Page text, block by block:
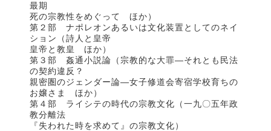
最期
死の宗教性をめぐって ほか）
第２部 ナポレオンあるいは文化装置としてのネイ
ション（詩人と皇帝
皇帝と教皇 ほか）
第３部 姦通小説論（宗教的な大罪―それとも民法
の契約違反？
親密圏のジェンダー論―女子修道会寄宿学校育ちの
お嬢さま ほか）
第４部 ライシテの時代の宗教文化（一九〇五年政
教分離法
『失われた時を求めて』の宗教文化）